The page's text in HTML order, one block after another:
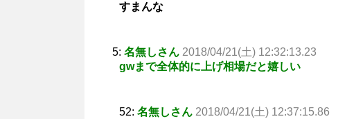
すまんな
5: 名無しさん 2018/04/21(土) 12:32:13.23
gwまで全体的に上げ相場だと嬉しい
52: 名無しさん 2018/04/21(土) 12:37:15.86